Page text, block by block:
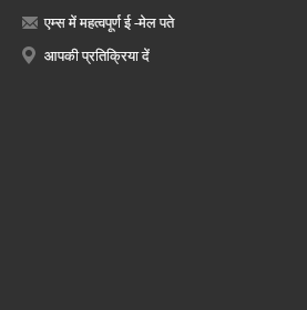
एम्स में महत्वपूर्ण ई -मेल पते
आपकी प्रतिक्रिया दें